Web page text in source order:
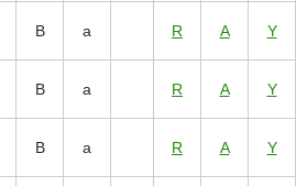
B a R A Y
B a R A Y
B a R A Y